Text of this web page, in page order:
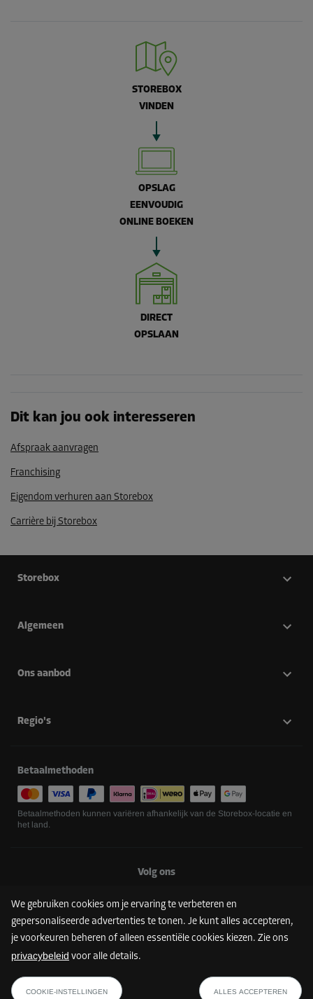
We gebruiken cookies om je ervaring te verbeteren en
gepersonaliseerde advertenties te tonen. Je kunt alles accepteren,
je voorkeuren beheren of alleen essentiële cookies kiezen. Zie ons
privacybeleid voor alle details.
COOKIE-INSTELLINGEN ALLES ACCEPTEREN
STOREBOX
VINDEN
OPSLAG
EENVOUDIG
ONLINE BOEKEN
DIRECT
OPSLAAN
Dit kan jou ook interesseren
Afspraak aanvragen
Franchising
Eigendom verhuren aan Storebox
Carrière bij Storebox
VIND JOUW STOREBOX
Storebox
Algemeen
Ons aanbod
Regio's
Betaalmethoden
Betaalmethoden kunnen variëren afhankelijk van de Storebox-locatie en
het land.
Volg ons